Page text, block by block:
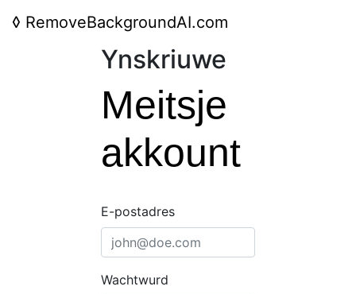
◊ RemoveBackgroundAI.com
Ynskriuwe
Meitsje
akkount
E-postadres
Wachtwurd